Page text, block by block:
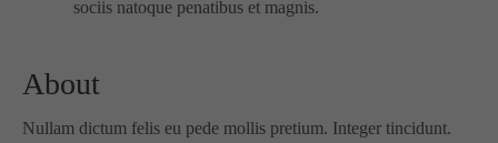
sociis natoque penatibus et magnis.
About
Nullam dictum felis eu pede mollis pretium. Integer tincidunt.